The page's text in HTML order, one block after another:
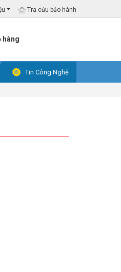
Tra cứu bảo hành
hàng
Tin Công Nghệ